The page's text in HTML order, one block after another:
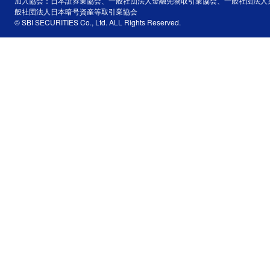
般社団法人日本暗号資産等取引業協会
© SBI SECURITIES Co., Ltd. ALL Rights Reserved.